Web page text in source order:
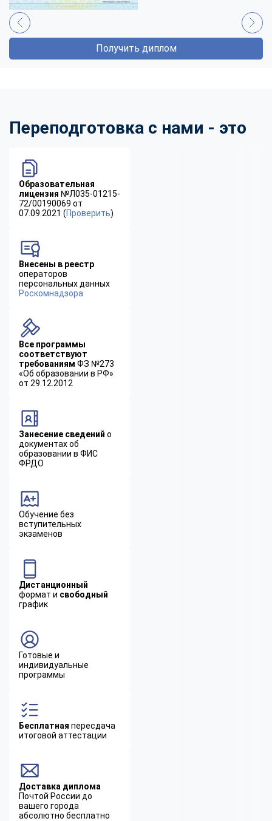
Получить диплом
Переподготовка с нами - это
Образовательная
лицензия №Л035-01215-
72/00190069 от
07.09.2021 (Проверить)
Внесены в реестр
операторов
персональных данных
Роскомнадзора
Все программы
соответствуют
требованиям ФЗ №273
«Об образовании в РФ»
от 29.12.2012
Занесение сведений о
документах об
образовании в ФИС
ФРДО
Обучение без
вступительных
экзаменов
Дистанционный
формат и свободный
график
Готовые и
индивидуальные
программы
Бесплатная пересдача
итоговой аттестации
Доставка диплома
Почтой России до
вашего города
абсолютно бесплатно